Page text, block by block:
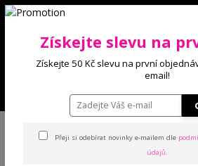
Získejte slevu na
Získejte 50 Kč slevu na první
email!
Přeji si odebírat novinky e-mailem dle
údajů.